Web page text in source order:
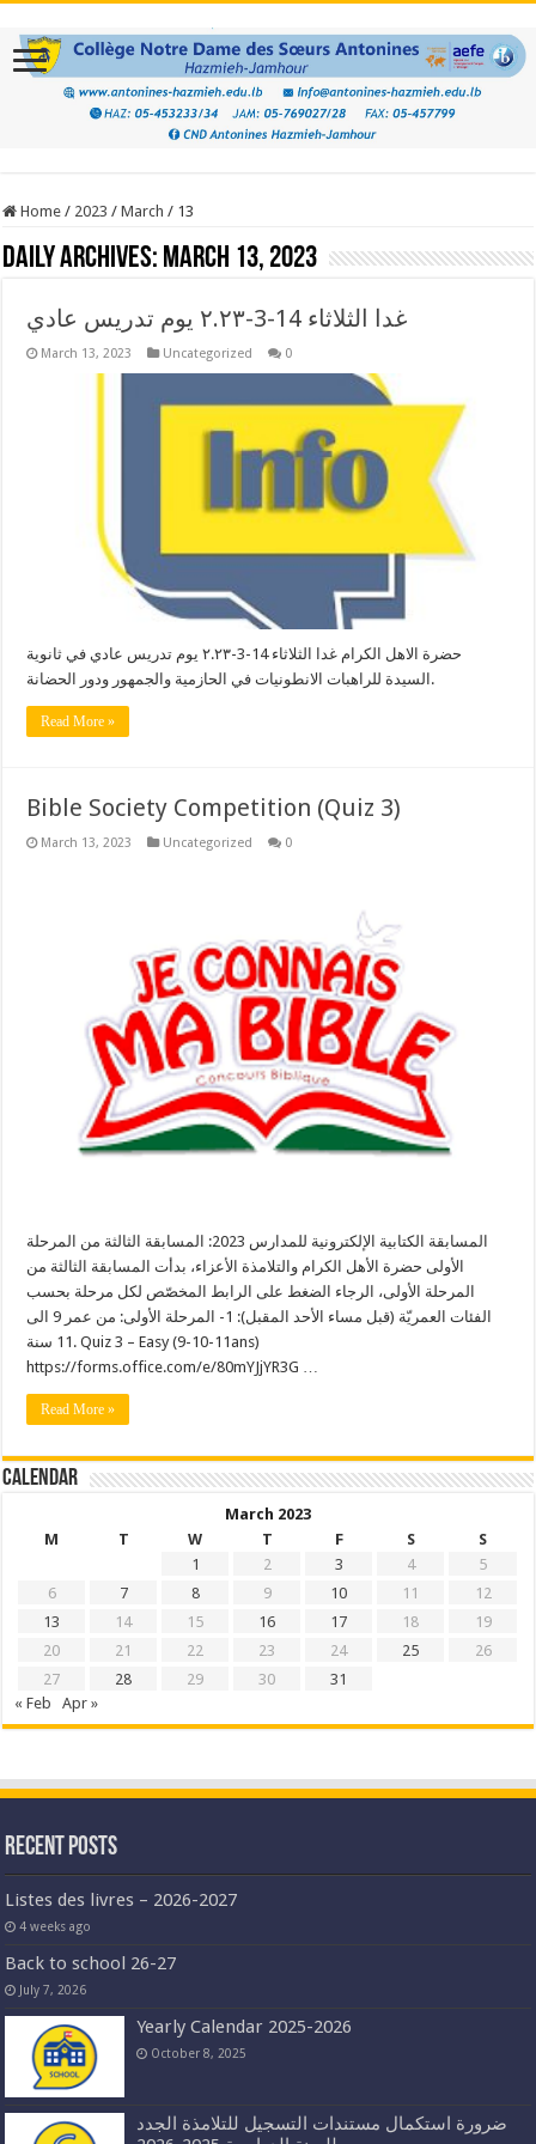
Home / 2023 / March / 13
Daily Archives: March 13, 2023
غدا الثلاثاء 14-3-٢.٢٣ يوم تدريس عادي
March 13, 2023 Uncategorized 0
حضرة الاهل الكرام غدا الثلاثاء 14-3-٢.٢٣ يوم تدريس عادي في ثانوية
السيدة للراهبات الانطونيات في الحازمية والجمهور ودور الحضانة.
Read More »
Bible Society Competition (Quiz 3)
March 13, 2023 Uncategorized 0
المسابقة الكتابية الإلكترونية للمدارس 2023: المسابقة الثالثة من المرحلة
الأولى حضرة الأهل الكرام والتلامذة الأعزاء، بدأت المسابقة الثالثة من
المرحلة الأولى، الرجاء الضغط على الرابط المخصّص لكل مرحلة بحسب
الفئات العمريّة (قبل مساء الأحد المقبل): 1- المرحلة الأولى: من عمر 9 الى
11 سنة. Quiz 3 – Easy (9-10-11ans)
https://forms.office.com/e/80mYJjYR3G …
Read More »
Calendar
March 2023
M
T W T F S
S
1
2 3 4
5
6
7 8 9 10 11
12
13
14 15 16 17 18
19
20
21 22 23 24 25
26
27
28 29 30
31
« Feb
Apr »
Recent Posts
Listes des livres – 2026-2027
4 weeks ago
Back to school 26-27
July 7, 2026
Yearly Calendar 2025-2026
October 8, 2025
ضرورة استكمال مستندات التسجيل للتلامذة الجدد